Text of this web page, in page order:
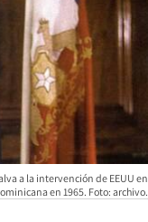
a la intervención de EEUU en
en 1965. Foto: archivo.